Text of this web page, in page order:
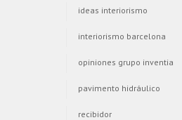
ideas interiorismo
interiorismo barcelona
opiniones grupo inventia
pavimento hidráulico
recibidor